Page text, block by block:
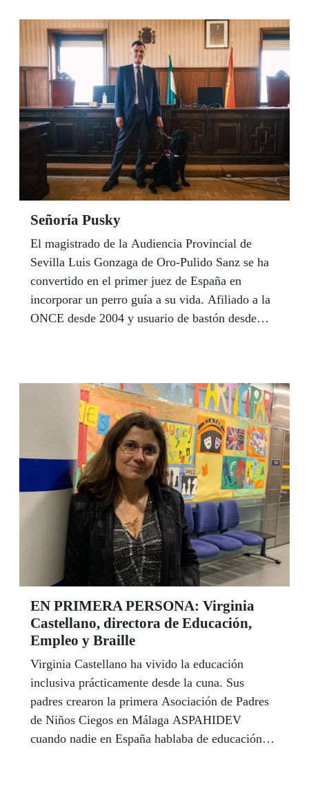
directores en Córdoba y Jaén respectivamente.
Señoría Pusky
El magistrado de la Audiencia Provincial de
Sevilla Luis Gonzaga de Oro-Pulido Sanz se ha
convertido en el primer juez de España en
incorporar un perro guía a su vida. Afiliado a la
ONCE desde 2004 y usuario de bastón desde
en la Fundación ONCE del Perro Guía, que
ahora es testigo fiel de todos sus movimientos y
sentencias. | LUIS GRESA
EN PRIMERA PERSONA: Virginia
Castellano, directora de Educación,
Empleo y Braille
Virginia Castellano ha vivido la educación
inclusiva prácticamente desde la cuna. Sus
padres crearon la primera Asociación de Padres
de Niños Ciegos en Málaga ASPAHIDEV
cuando nadie en España hablaba de educación